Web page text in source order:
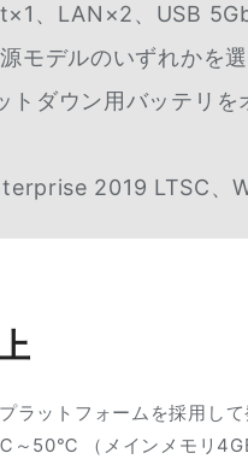
、LAN×2、USB
モデルのいずれかを
トダウン用バッテリ
2019 LTSC、
ラットフォームを採用し
50℃ （メインメモリ